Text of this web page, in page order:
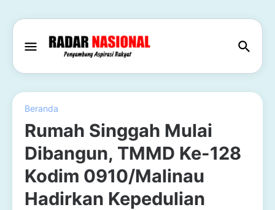
Beranda
Rumah Singgah Mulai
Dibangun, TMMD Ke-128
Kodim 0910/Malinau
Hadirkan Kepedulian